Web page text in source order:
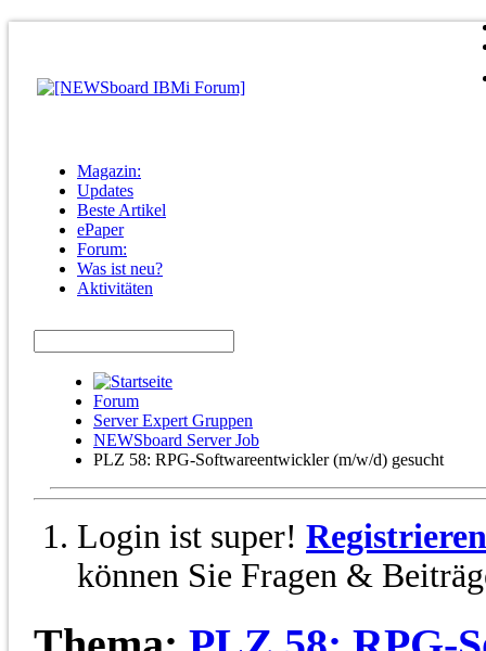
Magazin:
Updates
Beste Artikel
ePaper
Forum:
Was ist neu?
Aktivitäten
Forum
Server Expert Gruppen
NEWSboard Server Job
PLZ 58: RPG-Softwareentwickler (m/w/d) gesucht
Login ist super! Registrieren
können Sie Fragen &